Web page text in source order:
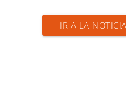
IR A LA